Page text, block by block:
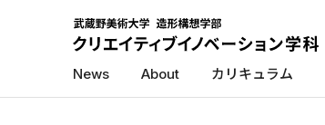
News About カリキュラム